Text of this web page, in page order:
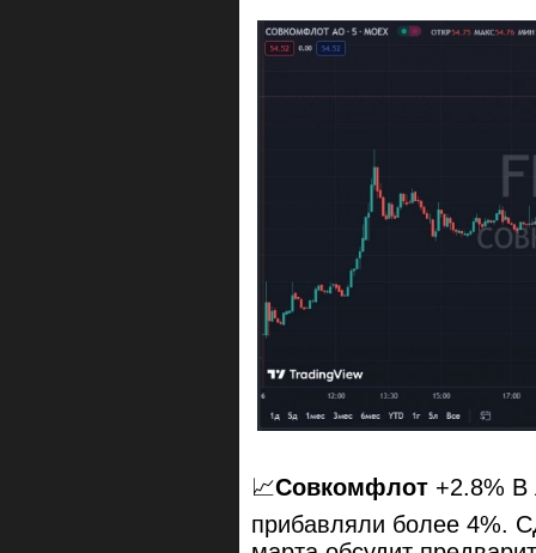
📈Совкомфлот +2.8% В
прибавляли более 4%.